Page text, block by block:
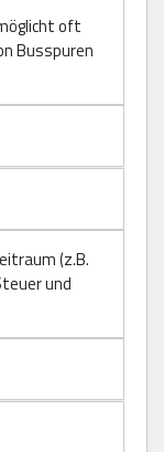
oft
Busspuren
(z.B.
und